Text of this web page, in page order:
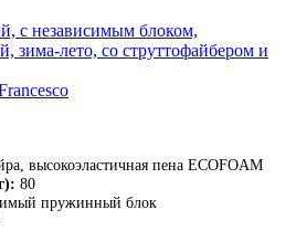
высокоэластичная пена ECOFOAM
80
пружинный блок